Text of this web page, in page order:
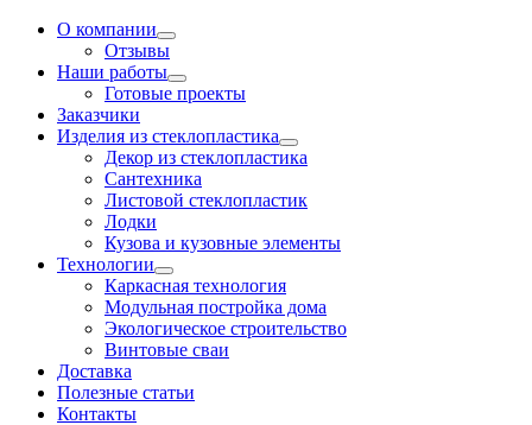
О компании
Отзывы
Наши работы
Готовые проекты
Заказчики
Изделия из стеклопластика
Декор из стеклопластика
Сантехника
Листовой стеклопластик
Лодки
Кузова и кузовные элементы
Технологии
Каркасная технология
Модульная постройка дома
Экологическое строительство
Винтовые сваи
Доставка
Полезные статьи
Контакты